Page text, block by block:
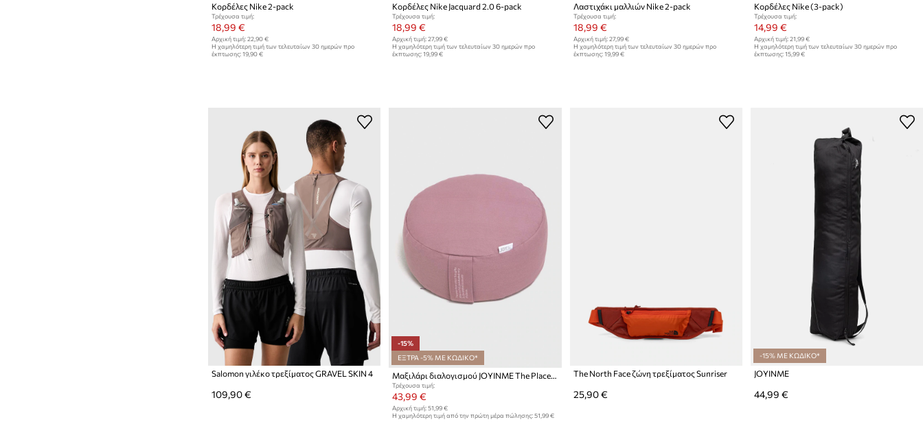
Κορδέλες Nike 2-pack
Τρέχουσα τιμή:
18,99 €
Αρχική τιμή: 22,90 €
Η χαμηλότερη τιμή των τελευταίων 30 ημερών προ
έκπτωσης: 19,90 €
Κορδέλες Nike Jacquard 2.0 6-pack
Τρέχουσα τιμή:
18,99 €
Αρχική τιμή: 27,99 €
Η χαμηλότερη τιμή των τελευταίων 30 ημερών προ
έκπτωσης: 19,99 €
Λαστιχάκι μαλλιών Nike 2-pack
Τρέχουσα τιμή:
18,99 €
Αρχική τιμή: 27,99 €
Η χαμηλότερη τιμή των τελευταίων 30 ημερών προ
έκπτωσης: 19,99 €
Κορδέλες Nike (3-pack)
Τρέχουσα τιμή:
14,99 €
Αρχική τιμή: 21,99 €
Η χαμηλότερη τιμή των τελευταίων 30 ημερών προ
έκπτωσης: 15,99 €
Salomon γιλέκο τρεξίματος GRAVEL SKIN 4
109,90 €
-15%
ΕΞΤΡΑ -5% ΜΕ ΚΩΔΙΚΟ*
Τρέχουσα τιμή:
43,99 €
Αρχική τιμή: 51,99 €
Η χαμηλότερη τιμή από την πρώτη μέρα πώλησης: 51,99 €
The North Face ζώνη τρεξίματος Sunriser
25,90 €
-15% ΜΕ ΚΩΔΙΚΟ*
JOYINME
44,99 €